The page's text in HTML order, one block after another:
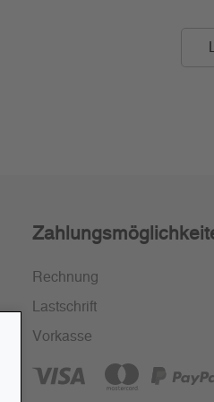
Rechnung
Lastschrift
Vorkasse